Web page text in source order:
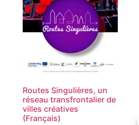
Routes Singulières, un
réseau transfrontalier de
villes créatives
(Français)